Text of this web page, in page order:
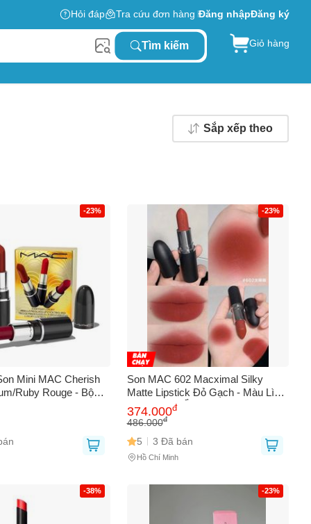
Hỏi đáp Tra cứu đơn hàng Đăng nhậpĐăng ký
Tìm kiếm Giỏ hàng
Sắp xếp theo
-23%
Mini MAC Cherish
Ruby Rouge - Bộ
Lợi Cho Mọi Dịp -
Bật
-23%
Son MAC 602 Macximal Silky
Matte Lipstick Đỏ Gạch - Màu Lì
Chuẩn, Giữ Ẩm Môi, Mẫu Mới cho
Phái Đẹp
374.000đ
486.000đ
5 3 Đã bán
Hồ Chí Minh
-38% -23%